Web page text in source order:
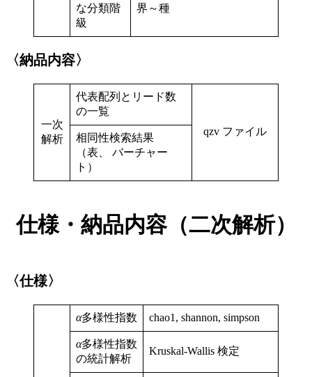
な分類階
級
界～種
〈納品内容〉
一次
解析
代表配列とリード数
の一覧
qzv ファイル
相同性検索結果
（表、 バーチャー
ト）
仕様・納品内容（二次解析）
〈仕様〉
α多様性指数 chao1, shannon, simpson
α多様性指数
の統計解析
Kruskal-Wallis 検定